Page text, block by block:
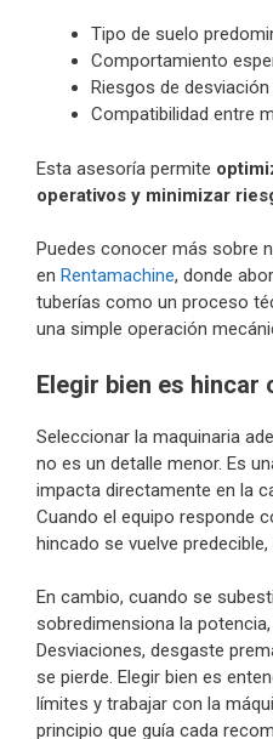
Tipo de suelo
Comportamiento
Riesgos de
Compatibilidad entre
Esta asesoría permite
operativos y minimizar
Puedes conocer más sobre
en Rentamachine, donde
tuberías como un proceso
una simple operación
Elegir bien es hincar
Seleccionar la maquinaria
no es un detalle menor. Es
impacta directamente en la
Cuando el equipo responde
hincado se vuelve
En cambio, cuando se
sobredimensiona la
Desviaciones, desgaste
se pierde. Elegir bien es
límites y trabajar con la
principio que guía cada